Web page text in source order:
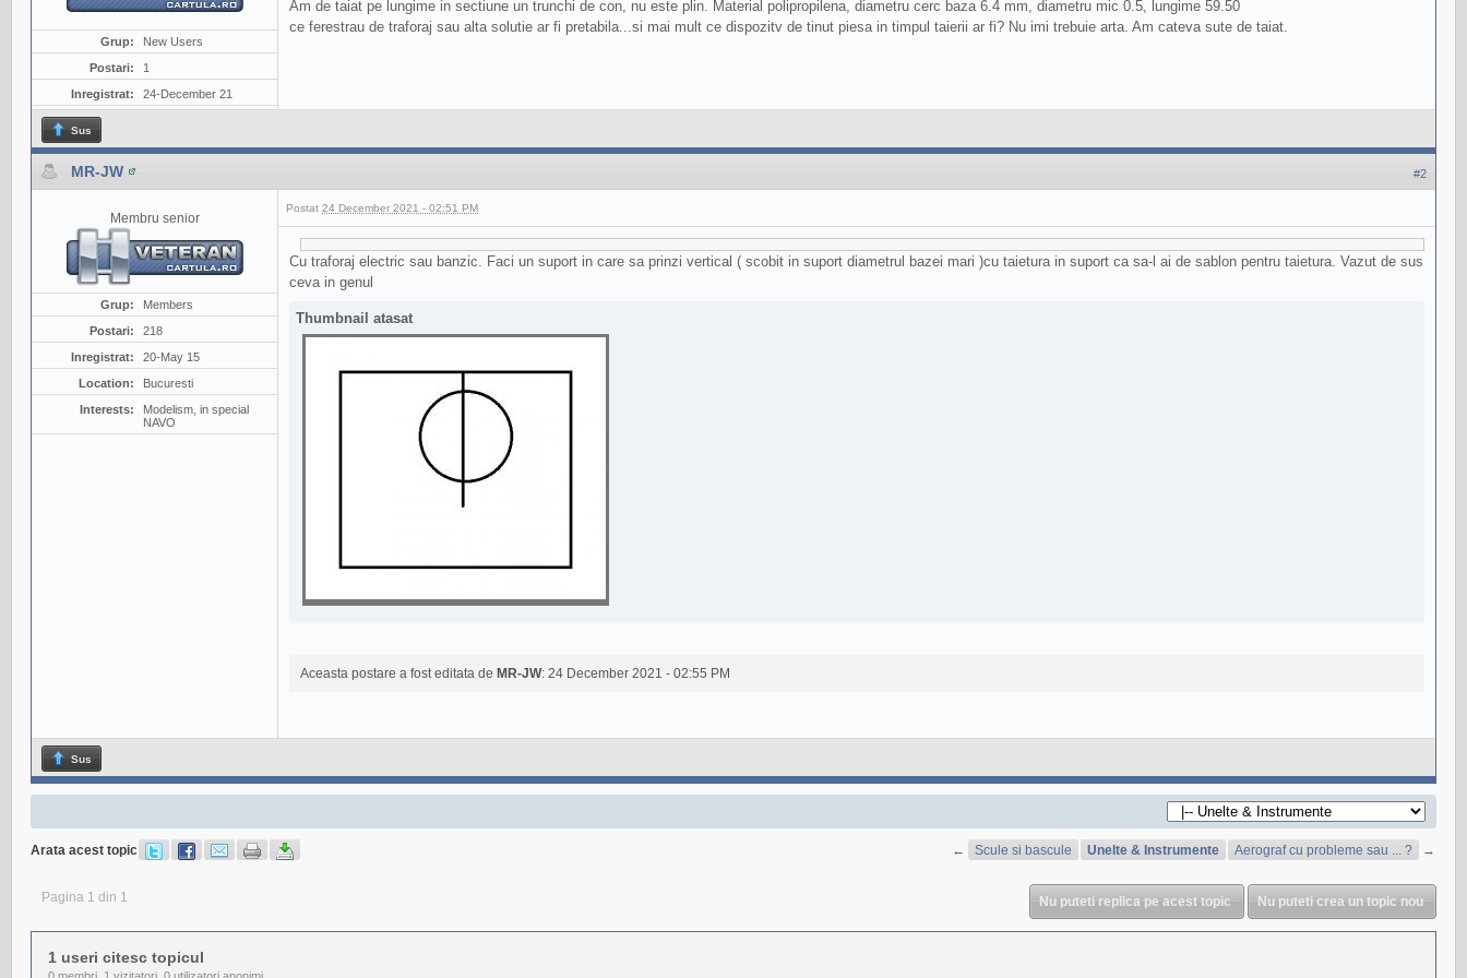
Grup:
New Users
Postari:
1
Inregistrat:
24-December 21
Am de taiat pe lungime in sectiune un trunchi de con, nu este plin. Material polipropilena, diametru cerc baza 6.4 mm, diametru mic 0.5, lungime 59.50
ce ferestrau de traforaj sau alta solutie ar fi pretabila...si mai mult ce dispozitv de tinut piesa in timpul taierii ar fi? Nu imi trebuie arta. Am cateva sute de taiat.
Sus
#2
MR-JW
Membru senior
Grup:
Members
Postari:
218
Inregistrat:
20-May 15
Location:
Bucuresti
Interests:
Modelism, in special
NAVO
Postat 24 December 2021 - 02:51 PM
Cu traforaj electric sau banzic. Faci un suport in care sa prinzi vertical ( scobit in suport diametrul bazei mari )cu taietura in suport ca sa-l ai de sablon pentru taietura. Vazut de sus
ceva in genul
Thumbnail atasat
Aceasta postare a fost editata de MR-JW: 24 December 2021 - 02:55 PM
Sus
← Scule si bascule Unelte & Instrumente Aerograf cu probleme sau ... ? →
Arata acest topic
Pagina 1 din 1 Nu puteti crea un topic nou
Nu puteti replica pe acest topic
1 useri citesc topicul